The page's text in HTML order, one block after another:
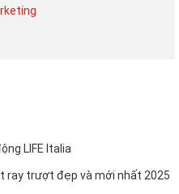
LIFE Italia
ray trượt đẹp và mới nhất 2025